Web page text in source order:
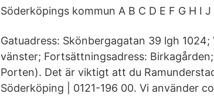
Söderköpings kommun A B C D E F G H I
Gatuadress: Skönbergagatan 39 lgh
vänster; Fortsättningsadress:
Porten). Det är viktigt att du
Söderköping | 0121-196 00. Vi använder